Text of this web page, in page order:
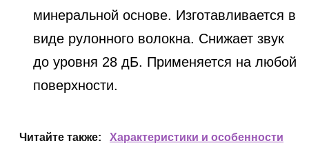
минеральной основе. Изготавливается в
виде рулонного волокна. Снижает звук
до уровня 28 дБ. Применяется на любой
поверхности.
Читайте также:
Характеристики и особенности